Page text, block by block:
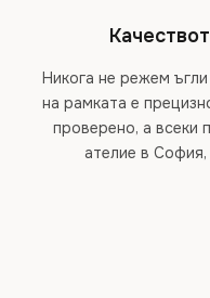
Никога не режем
на рамката е
проверено, а всеки
ателие в